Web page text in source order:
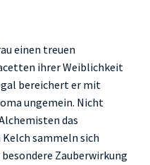
einen treuen
ihrer Weiblichkeit
bereichert er mit
ungemein. Nicht
das
sammeln sich
Zauberwirkung